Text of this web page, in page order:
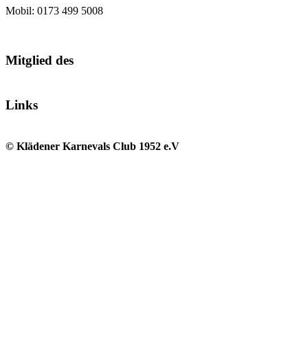
Mobil: 0173 499 5008
Mitglied des
Links
© Klädener Karnevals Club 1952 e.V